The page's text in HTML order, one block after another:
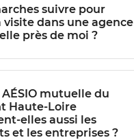
suivre pour
dans une agence
près de moi ?
Haute-Loire
elles aussi les
et les entreprises ?